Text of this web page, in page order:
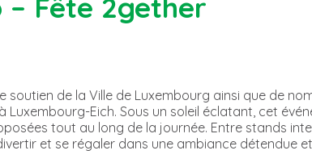
soutien de la Ville de Luxembourg ainsi que de
Luxembourg-Eich. Sous un soleil éclatant, cet
tout au long de la journée. Entre stands
et se régaler dans une ambiance détendue